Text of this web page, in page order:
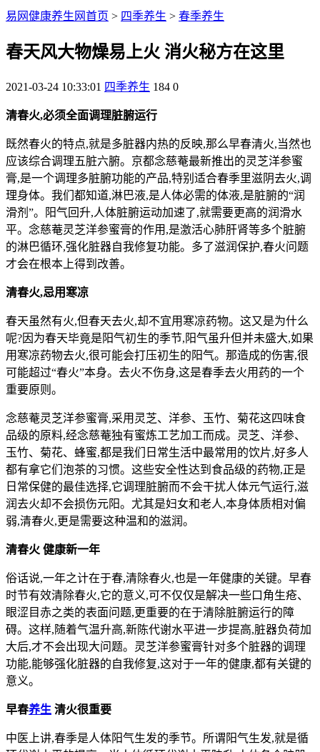
易网健康养生网首页 > 四季养生 > 春季养生
春天风大物燥易上火 消火秘方在这里
2021-03-24 10:33:01 四季养生 184 0
清春火,必须全面调理脏腑运行
既然春火的特点,就是多脏器内热的反映,那么早春清火,当然也
应该综合调理五脏六腑。京都念慈菴最新推出的灵芝洋参蜜
膏,是一个调理多脏腑功能的产品,特别适合春季里滋阴去火,调
理身体。我们都知道,淋巴液,是人体必需的体液,是脏腑的“润
滑剂”。阳气回升,人体脏腑运动加速了,就需要更高的润滑水
平。念慈菴灵芝洋参蜜膏的作用,是激活心肺肝肾等多个脏腑
的淋巴循环,强化脏器自我修复功能。多了滋润保护,春火问题
才会在根本上得到改善。
清春火,忌用寒凉
春天虽然有火,但春天去火,却不宜用寒凉药物。这又是为什么
呢?因为春天毕竟是阳气初生的季节,阳气虽升但并未盛大,如果
用寒凉药物去火,很可能会打压初生的阳气。那造成的伤害,很
可能超过“春火”本身。去火不伤身,这是春季去火用药的一个
重要原则。
念慈菴灵芝洋参蜜膏,采用灵芝、洋参、玉竹、菊花这四味食
品级的原料,经念慈菴独有蜜炼工艺加工而成。灵芝、洋参、
玉竹、菊花、蜂蜜,都是我们日常生活中最常用的饮片,好多人
都有拿它们泡茶的习惯。这些安全性达到食品级的药物,正是
日常保健的最佳选择,它调理脏腑而不会干扰人体元气运行,滋
润去火却不会损伤元阳。尤其是妇女和老人,本身体质相对偏
弱,清春火,更是需要这种温和的滋润。
清春火 健康新一年
俗话说,一年之计在于春,清除春火,也是一年健康的关键。早春
时节有效清除春火,它的意义,可不仅仅是解决一些口角生疮、
眼涩目赤之类的表面问题,更重要的在于清除脏腑运行的障
碍。这样,随着气温升高,新陈代谢水平进一步提高,脏器负荷加
大后,才不会出现大问题。灵芝洋参蜜膏针对多个脏器的调理
功能,能够强化脏器的自我修复,这对于一年的健康,都有关键的
意义。
早春养生 清火很重要
中医上讲,春季是人体阳气生发的季节。所谓阳气生发,就是循